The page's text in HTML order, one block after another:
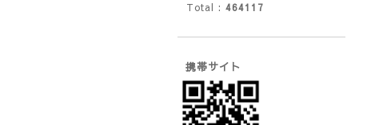
Total : 464117
携帯サイト